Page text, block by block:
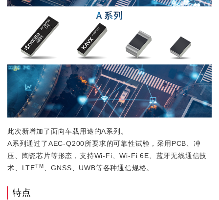
此次新增加了面向车载用途的A系列。
A系列通过了AEC-Q200所要求的可靠性试验，采用PCB、冲
压、陶瓷芯片等形态，支持Wi-Fi、Wi-Fi 6E、蓝牙无线通信技
术、LTETM 、GNSS、UWB等各种通信规格。
特点